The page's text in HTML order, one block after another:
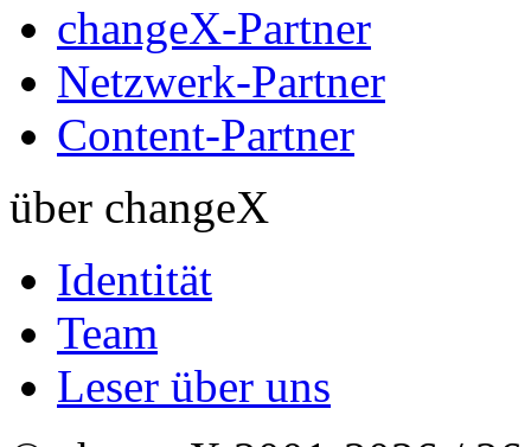
changeX-Partner
Netzwerk-Partner
Content-Partner
über changeX
Identität
Team
Leser über uns